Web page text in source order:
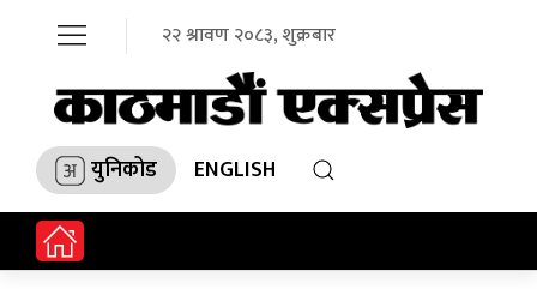
२२ श्रावण २०८३, शुक्रबार
युनिकोड ENGLISH